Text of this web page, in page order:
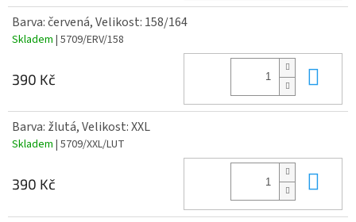
Barva: červená, Velikost: 158/164
Skladem | 5709/ERV/158
390 Kč
Barva: žlutá, Velikost: XXL
Skladem | 5709/XXL/LUT
390 Kč